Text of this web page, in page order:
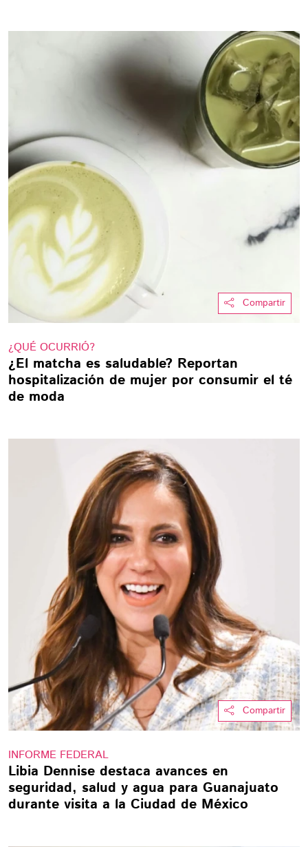
Compartir
¿QUÉ OCURRIÓ?
¿El matcha es saludable? Reportan
hospitalización de mujer por consumir el té
de moda
Compartir
INFORME FEDERAL
Libia Dennise destaca avances en
seguridad, salud y agua para Guanajuato
durante visita a la Ciudad de México